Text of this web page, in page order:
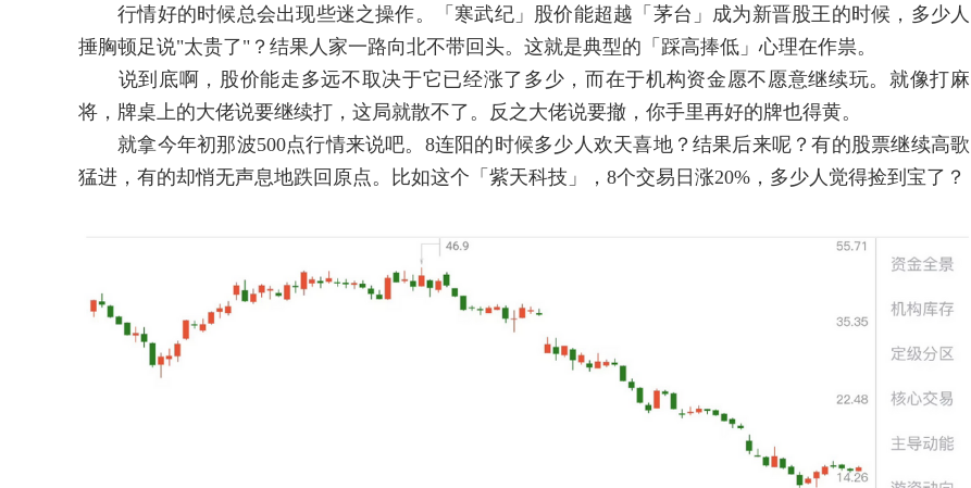
行情好的时候总会出现些迷之操作。「寒武纪」股价能超越「茅台」成为新晋股王的时候，多少人
捶胸顿足说"太贵了"？结果人家一路向北不带回头。这就是典型的「踩高捧低」心理在作祟。
说到底啊，股价能走多远不取决于它已经涨了多少，而在于机构资金愿不愿意继续玩。就像打麻
将，牌桌上的大佬说要继续打，这局就散不了。反之大佬说要撤，你手里再好的牌也得黄。
就拿今年初那波500点行情来说吧。8连阳的时候多少人欢天喜地？结果后来呢？有的股票继续高歌
猛进，有的却悄无声息地跌回原点。比如这个「紫天科技」，8个交易日涨20%，多少人觉得捡到宝了？